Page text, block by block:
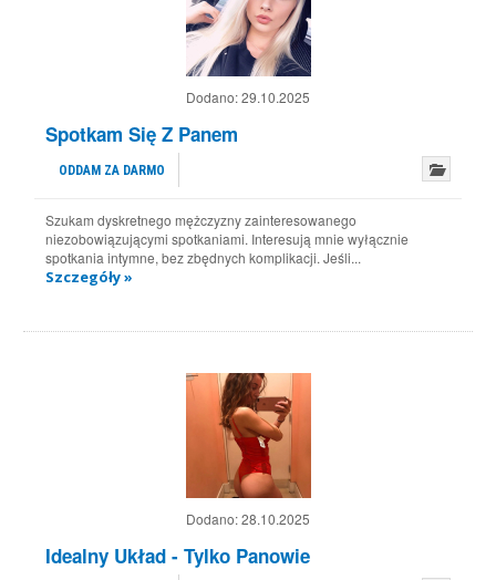
Dodano:29.10.2025
Spotkam Się Z Panem
ODDAM ZA DARMO
Szukam dyskretnego mężczyzny zainteresowanego
niezobowiązującymi spotkaniami. Interesują mnie wyłącznie
spotkania intymne, bez zbędnych komplikacji. Jeśli...
Szczegóły »
Dodano:28.10.2025
Idealny Układ - Tylko Panowie